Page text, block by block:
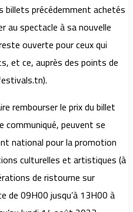
précédemment achetés
au spectacle à sa nouvelle
ouverte pour ceux qui
et ce, auprès des points de
rembourser le prix du billet
communiqué, peuvent se
national pour la promotion
culturelles et artistiques (à
de ristourne sur
de 09H00 jusqu’à 13H00 à